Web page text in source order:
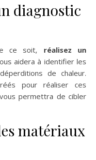
diagnostic
ce soit, réalisez un
aidera à identifier les
de chaleur.
pour réaliser ces
permettra de cibler
matériaux